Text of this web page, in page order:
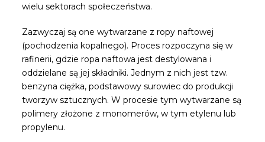
wielu sektorach społeczeństwa.
Zazwyczaj są one wytwarzane z ropy naftowej
(pochodzenia kopalnego). Proces rozpoczyna się w
rafinerii, gdzie ropa naftowa jest destylowana i
oddzielane są jej składniki. Jednym z nich jest tzw.
benzyna ciężka, podstawowy surowiec do produkcji
tworzyw sztucznych. W procesie tym wytwarzane są
polimery złożone z monomerów, w tym etylenu lub
propylenu.